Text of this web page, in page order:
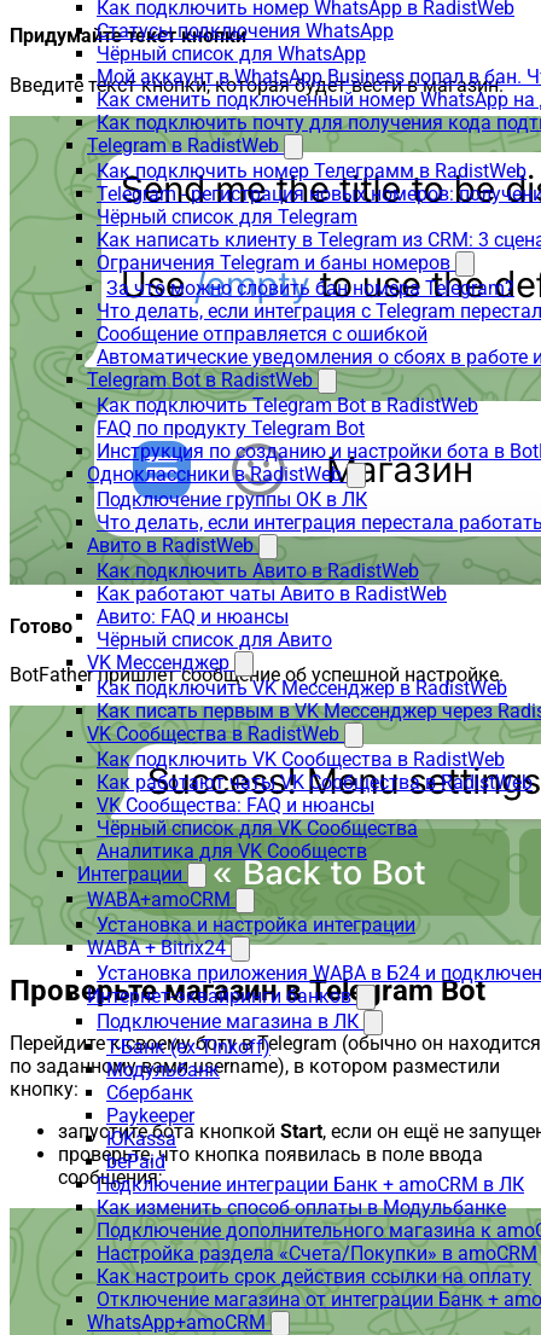
Как подключить номер WhatsApp в RadistWeb
Статусы подключения WhatsApp
Чёрный список для WhatsApp
Мой аккаунт в WhatsApp Business попал в бан.
Как сменить подключенный номер WhatsApp на
Как подключить почту для получения кода
Telegram в RadistWeb
Как подключить номер Телеграмм в RadistWeb
Telegram - регистрация новых номеров:
Чёрный список для Telegram
Как написать клиенту в Telegram из CRM: 3
Ограничения Telegram и баны номеров
За что можно словить бан номера Telegram?
Что делать, если интеграция с Telegram
Сообщение отправляется с ошибкой
Автоматические уведомления о сбоях в работе
Telegram Bot в RadistWeb
Как подключить Telegram Bot в RadistWeb
FAQ по продукту Telegram Bot
Инструкция по созданию и настройки бота в
Одноклассники в RadistWeb
Подключение группы ОК в ЛК
Что делать, если интеграция перестала
Авито в RadistWeb
Как подключить Авито в RadistWeb
Как работают чаты Авито в RadistWeb
Авито: FAQ и нюансы
Чёрный список для Авито
VK Мессенджер
Как подключить VK Мессенджер в RadistWeb
Как писать первым в VK Мессенджер через
VK Сообщества в RadistWeb
Как подключить VK Сообщества в RadistWeb
Как работают чаты VK Сообщества в RadistWeb
VK Сообщества: FAQ и нюансы
Чёрный список для VK Сообщества
Аналитика для VK Сообществ
Интеграции
WABA+amoCRM
Установка и настройка интеграции
WABA + Bitrix24
Установка приложения WABA в Б24 и
Интернет-эквайринги банков
Подключение магазина в ЛК
Т-Банк (ex-Tinkoff)
Модульбанк
Сбербанк
Paykeeper
ЮKassa
bePaid
Подключение интеграции Банк + amoCRM в ЛК
Как изменить способ оплаты в Модульбанке
Подключение дополнительного магазина к
Настройка раздела «Счета/Покупки» в amoCRM
Как настроить срок действия ссылки на оплату
Отключение магазина от интеграции Банк +
WhatsApp+amoCRM
Придумайте текст кнопки
Введите текст кнопки, которая будет вести в магазин.
Готово
BotFather пришлёт сообщение об успешной настройке.
Проверьте магазин в Telegram Bot
Перейдите к своему боту в Telegram (обычно он находится
по заданному вами username), в котором разместили
кнопку:
запустите бота кнопкой Start, если он ещё не
проверьте, что кнопка появилась в поле ввода
сообщения;